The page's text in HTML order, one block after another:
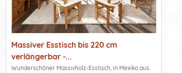
Massiver Esstisch bis 220 cm
verlängerbar -...
Wunderschöner Massivholz-Esstisch, in Mexiko aus